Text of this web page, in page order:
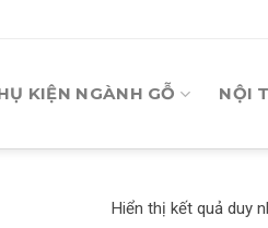
KIỆN NGÀNH GỖ NỘI
Hiển thị kết quả duy